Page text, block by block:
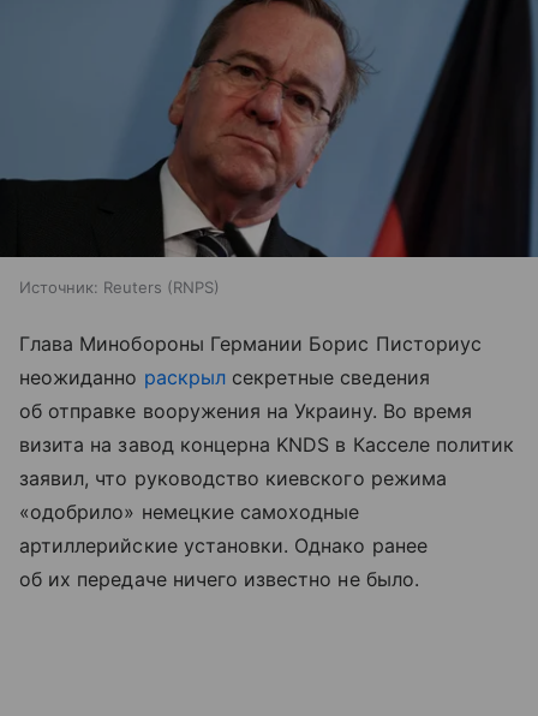
Источник: Reuters (RNPS)
Глава Минобороны Германии Борис Писториус
неожиданно раскрылсекретные сведения
об отправке вооружения на Украину. Во время
визита на завод концерна KNDS в Касселе политик
заявил, что руководство киевского режима
«одобрило» немецкие самоходные
артиллерийские установки. Однако ранее
об их передаче ничего известно не было.